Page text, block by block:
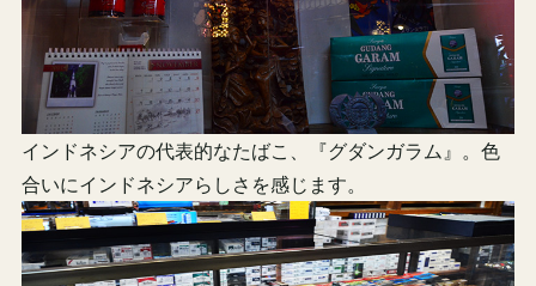
インドネシアの代表的なたばこ、『グダンガラム』。色
合いにインドネシアらしさを感じます。